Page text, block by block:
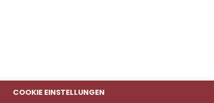
COOKIE EINSTELLUNGEN